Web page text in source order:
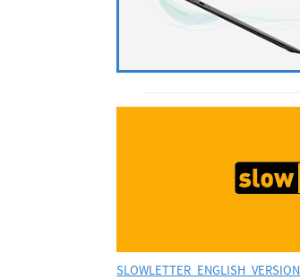
SLOWLETTER_ENGLISH_VERSION